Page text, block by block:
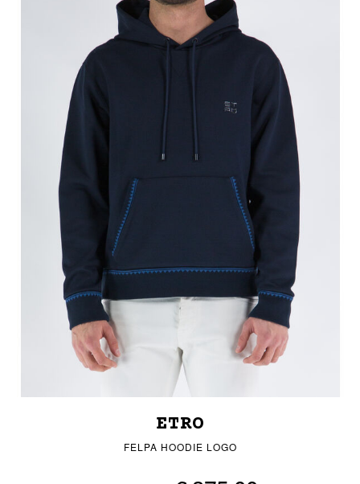
ETRO
FELPA HOODIE LOGO